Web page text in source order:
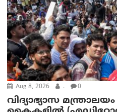
Aug 8, 2026 . 0
വിദ്യാഭ്യാസ